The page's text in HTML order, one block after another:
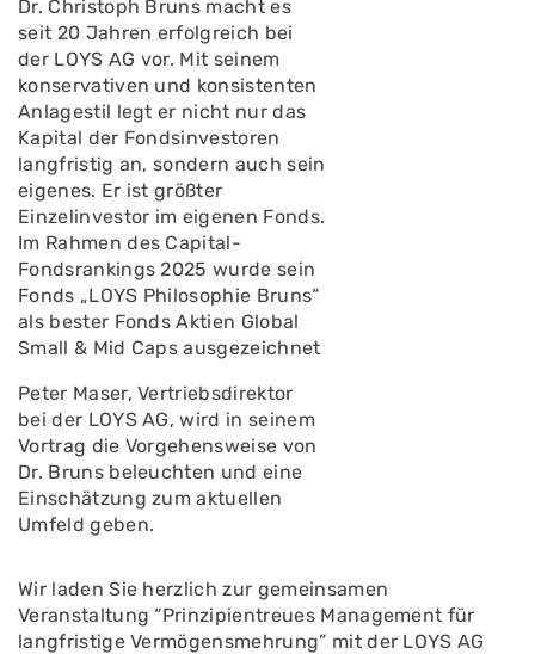
Dr. Christoph Bruns macht es
seit 20 Jahren erfolgreich bei
der LOYS AG vor. Mit seinem
konservativen und konsistenten
Anlagestil legt er nicht nur das
Kapital der Fondsinvestoren
langfristig an, sondern auch sein
eigenes. Er ist größter
Einzelinvestor im eigenen Fonds.
Im Rahmen des Capital-
Fondsrankings 2025 wurde sein
Fonds „LOYS Philosophie Bruns“
als bester Fonds Aktien Global
Small & Mid Caps ausgezeichnet
Peter Maser, Vertriebsdirektor
bei der LOYS AG, wird in seinem
Vortrag die Vorgehensweise von
Dr. Bruns beleuchten und eine
Einschätzung zum aktuellen
Umfeld geben.
Wir laden Sie herzlich zur gemeinsamen
Veranstaltung “Prinzipientreues Management für
langfristige Vermögensmehrung” mit der LOYS AG